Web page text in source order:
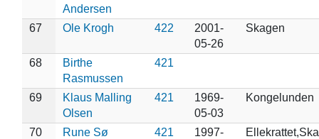
Andersen
67 Ole Krogh 422
2001-
05-26
Skagen
68
Birthe
Rasmussen
421
69
Klaus Malling
Olsen
421
1969-
05-03
Kongelunden
70
Rune Sø
421
1997-